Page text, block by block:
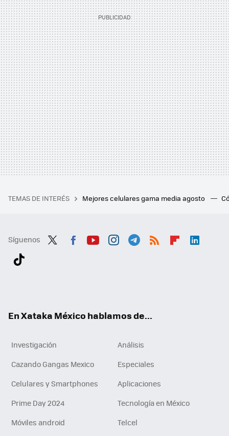
TEMAS DE INTERÉS Mejores celulares gama media agosto
Síguenos
En Xataka México hablamos de...
Investigación
Análisis
Cazando Gangas Mexico
Especiales
Celulares y Smartphones
Aplicaciones
Prime Day 2024
Tecnología en México
Móviles android
Telcel